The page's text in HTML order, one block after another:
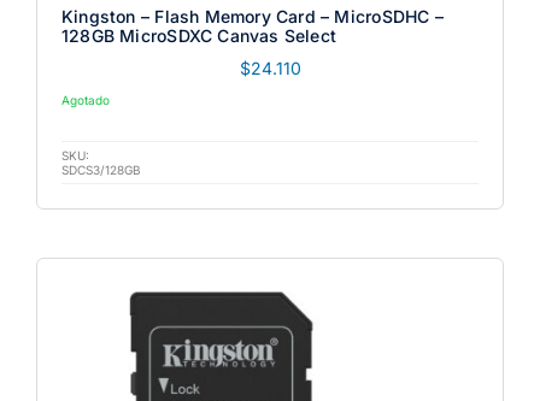
Kingston – Flash Memory Card – MicroSDHC –
128GB MicroSDXC Canvas Select
$24.110
Agotado
SKU:
SDCS3/128GB